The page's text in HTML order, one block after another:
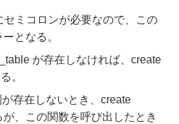
ミコロンが必要なので、この
となる。
が存在しなければ、create
。
存在しないとき、create
、この関数を呼び出したとき